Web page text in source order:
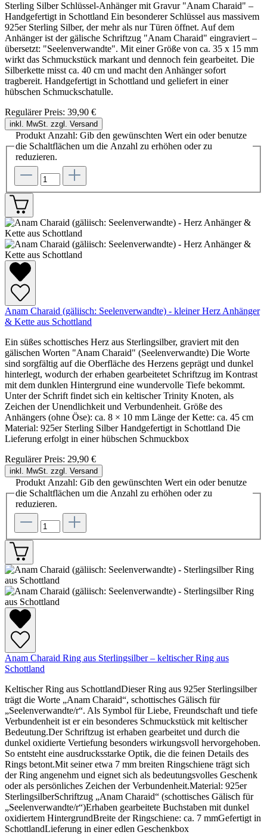
Sterling Silber Schlüssel-Anhänger mit Gravur "Anam Charaid" –
Handgefertigt in Schottland Ein besonderer Schlüssel aus massivem
925er Sterling Silber, der mehr als nur Türen öffnet. Auf dem
Anhänger ist der gälische Schriftzug "Anam Charaid" eingraviert –
übersetzt: "Seelenverwandte". Mit einer Größe von ca. 35 x 15 mm
wirkt das Schmuckstück markant und dennoch fein gearbeitet. Die
Silberkette misst ca. 40 cm und macht den Anhänger sofort
tragbereit. Handgefertigt in Schottland und geliefert in einer
hübschen Schmuckschatulle.
Regulärer Preis: 39,90 €
inkl. MwSt. zzgl. Versand
Produkt Anzahl: Gib den gewünschten Wert ein oder benutze
die Schaltflächen um die Anzahl zu erhöhen oder zu
reduzieren.
Anam Charaid (gäliisch: Seelenverwandte) - kleiner Herz Anhänger
& Kette aus Schottland
Ein süßes schottisches Herz aus Sterlingsilber, graviert mit den
gälischen Worten "Anam Charaid" (Seelenverwandte) Die Worte
sind sorgfältig auf die Oberfläche des Herzens geprägt und dunkel
hinterlegt, wodurch der erhaben gearbeitetet Schriftzug im Kontrast
mit dem dunklen Hintergrund eine wundervolle Tiefe bekommt.
Unter der Schrift findet sich ein keltischer Trinity Knoten, als
Zeichen der Unendlichkeit und Verbundenheit. Größe des
Anhängers (ohne Öse): ca. 8 × 10 mm Länge der Kette: ca. 45 cm
Material: 925er Sterling Silber Handgefertigt in Schottland Die
Lieferung erfolgt in einer hübschen Schmuckbox
Regulärer Preis: 29,90 €
inkl. MwSt. zzgl. Versand
Produkt Anzahl: Gib den gewünschten Wert ein oder benutze
die Schaltflächen um die Anzahl zu erhöhen oder zu
reduzieren.
Anam Charaid Ring aus Sterlingsilber – keltischer Ring aus
Schottland
Keltischer Ring aus SchottlandDieser Ring aus 925er Sterlingsilber
trägt die Worte „Anam Charaid“, schottisches Gälisch für
„Seelenverwandte/r“. Als Symbol für Liebe, Freundschaft und tiefe
Verbundenheit ist er ein besonderes Schmuckstück mit keltischer
Bedeutung.Der Schriftzug ist erhaben gearbeitet und durch die
dunkel oxidierte Vertiefung besonders wirkungsvoll hervorgehoben.
So entsteht eine ausdrucksstarke Optik, die die feinen Details des
Rings betont.Mit seiner etwa 7 mm breiten Ringschiene trägt sich
der Ring angenehm und eignet sich als bedeutungsvolles Geschenk
oder als persönliches Zeichen der Verbundenheit.Material: 925er
SterlingsilberSchriftzug „Anam Charaid“ (schottisches Gälisch für
„Seelenverwandte/r“)Erhaben gearbeitete Buchstaben mit dunkel
oxidiertem HintergrundBreite der Ringschiene: ca. 7 mmGefertigt in
SchottlandLieferung in einer edlen Geschenkbox